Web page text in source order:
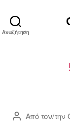
Αναζήτηση
Συντάκτης
Από τον/την